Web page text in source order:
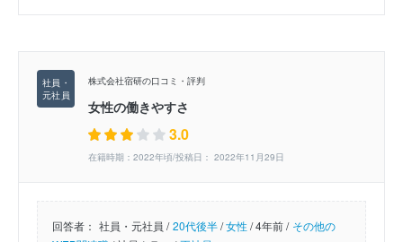
株式会社宿研の口コミ・評判
女性の働きやすさ
3.0
在籍時期：2022年頃/投稿日： 2022年11月29日
回答者： 社員・元社員 / 20代後半/女性/4年前 / その他の